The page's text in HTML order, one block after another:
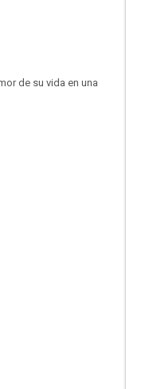
de su vida en una